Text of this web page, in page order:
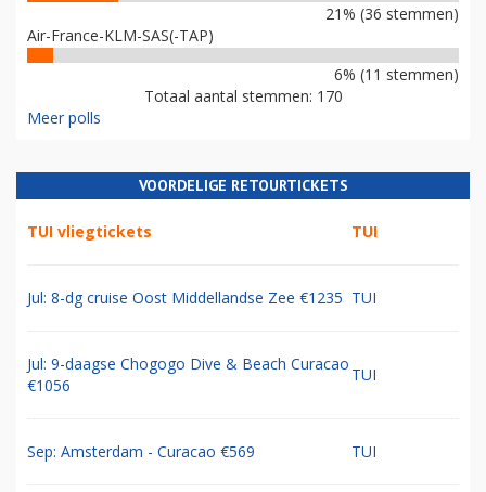
21% (36 stemmen)
Air-France-KLM-SAS(-TAP)
6% (11 stemmen)
Totaal aantal stemmen: 170
Meer polls
VOORDELIGE RETOURTICKETS
TUI vliegtickets TUI
Jul: 8-dg cruise Oost Middellandse Zee €1235 TUI
Jul: 9-daagse Chogogo Dive & Beach Curacao
€1056
TUI
Sep: Amsterdam - Curacao €569 TUI